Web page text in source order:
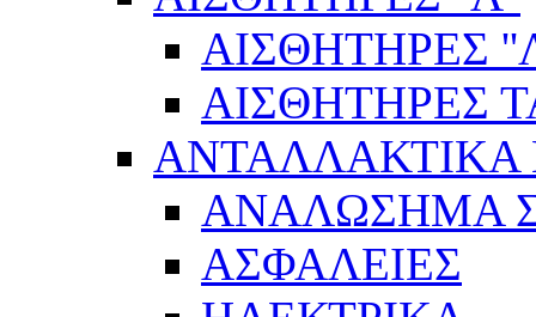
ΑΙΣΘΗΤΗΡEΣ
ΑΙΣΘΗΤΗΡEΣ
ΑΝΤΑΛΛΑΚΤΙΚΑ
ΑΝΑΛΩΣΗΜΑ
ΑΣΦΑΛΕΙΕΣ